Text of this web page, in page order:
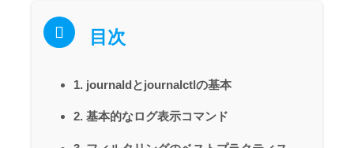
目次
1. journaldとjournalctlの基本
2. 基本的なログ表示コマンド